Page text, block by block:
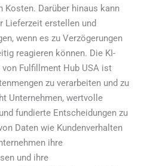
Kosten. Darüber hinaus kann
Lieferzeit erstellen und
wenn es zu Verzögerungen
reagieren können. Die KI-
Fulfillment Hub USA ist
zu verarbeiten und zu
Unternehmen, wertvolle
fundierte Entscheidungen zu
Daten wie Kundenverhalten
ihre
und ihre